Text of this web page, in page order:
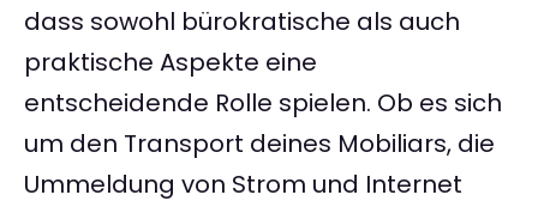
dass sowohl bürokratische als auch
praktische Aspekte eine
entscheidende Rolle spielen. Ob es sich
um den Transport deines Mobiliars, die
Ummeldung von Strom und Internet